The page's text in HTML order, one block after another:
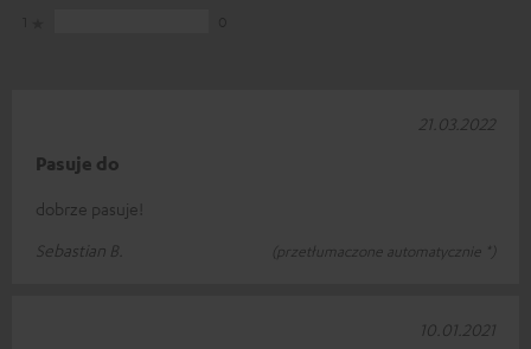
Pasuje do
dobrze pasuje!
Sebastian B.
(przetłumaczone automatycznie *)
21.03.2022
10.01.2021